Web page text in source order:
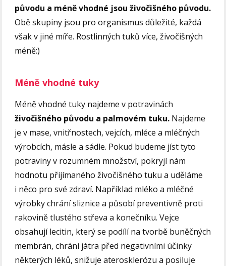
původu a méně vhodné jsou živočišného původu.
Obě skupiny jsou pro organismus důležité, každá
však v jiné míře. Rostlinných tuků více, živočišných
méně:)
Méně vhodné tuky
Méně vhodné tuky najdeme v potravinách
živočišného původu a palmovém tuku. Najdeme
je v mase, vnitřnostech, vejcích, mléce a mléčných
výrobcích, másle a sádle. Pokud budeme jíst tyto
potraviny v rozumném množství, pokryjí nám
hodnotu přijímaného živočišného tuku a uděláme
i něco pro své zdraví. Například mléko a mléčné
výrobky chrání sliznice a působí preventivně proti
rakovině tlustého střeva a konečníku. Vejce
obsahují lecitin, který se podílí na tvorbě buněčných
membrán, chrání játra před negativními účinky
některých léků, snižuje aterosklerózu a posiluje